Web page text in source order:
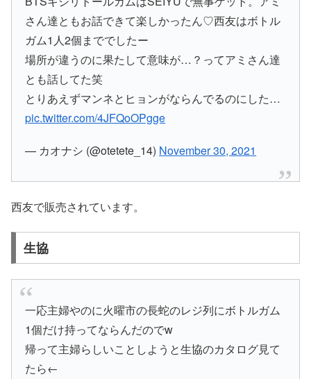
さん達ともお話できて楽しかったん♡西友はボトル
ガム1人2個まででしたー
場所が違うのに果たして意味が…？ってアミさん達
とも話してた笑
とりあえずマンネとヒョンがならんでるのにした…
pic.twitter.com/4JFQoOPgge
— カオナシ (@otetete_14) November 30, 2021
西友で販売されています。
生協
一応主婦やのに火曜市の長蛇のレジ列にボトルガム
1個だけ持ってならんだのでw
帰って主婦らしいことしようと生協のカタログ見て
たら←